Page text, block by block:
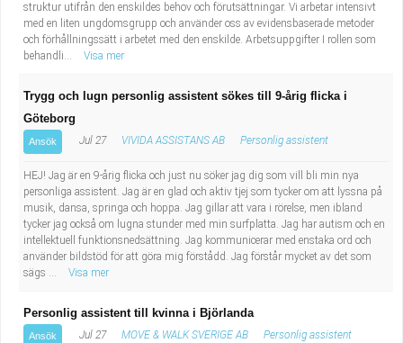
struktur utifrån den enskildes behov och förutsättningar. Vi arbetar intensivt
med en liten ungdomsgrupp och använder oss av evidensbaserade metoder
och förhållningssätt i arbetet med den enskilde. Arbetsuppgifter I rollen som
behandli...
Visa mer
Trygg och lugn personlig assistent sökes till 9-årig flicka i
Göteborg
Ansök Jul 27 VIVIDA ASSISTANS AB Personlig assistent
HEJ! Jag är en 9-årig flicka och just nu söker jag dig som vill bli min nya
personliga assistent. Jag är en glad och aktiv tjej som tycker om att lyssna på
musik, dansa, springa och hoppa. Jag gillar att vara i rörelse, men ibland
tycker jag också om lugna stunder med min surfplatta. Jag har autism och en
intellektuell funktionsnedsättning. Jag kommunicerar med enstaka ord och
använder bildstöd för att göra mig förstådd. Jag förstår mycket av det som
sägs ...
Visa mer
Personlig assistent till kvinna i Björlanda
Ansök Jul 27 MOVE & WALK SVERIGE AB Personlig assistent